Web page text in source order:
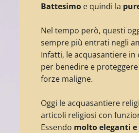
Battesimo e quindi la
Nel tempo però, questi
sempre più entrati negli
Infatti, le acquasantiere in
per benedire e
forze maligne.
Oggi le acquasantiere
articoli religiosi con
Essendo molto eleganti